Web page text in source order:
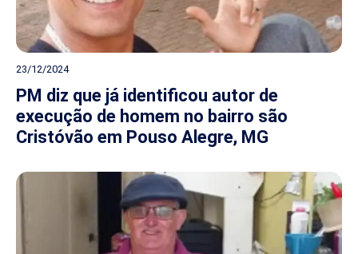
23/12/2024
PM diz que já identificou autor de
execução de homem no bairro são
Cristóvão em Pouso Alegre, MG